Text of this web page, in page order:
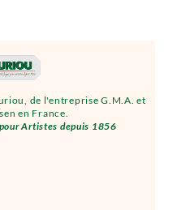
de l'entreprise G.M.A. et
en France.
Artistes depuis 1856